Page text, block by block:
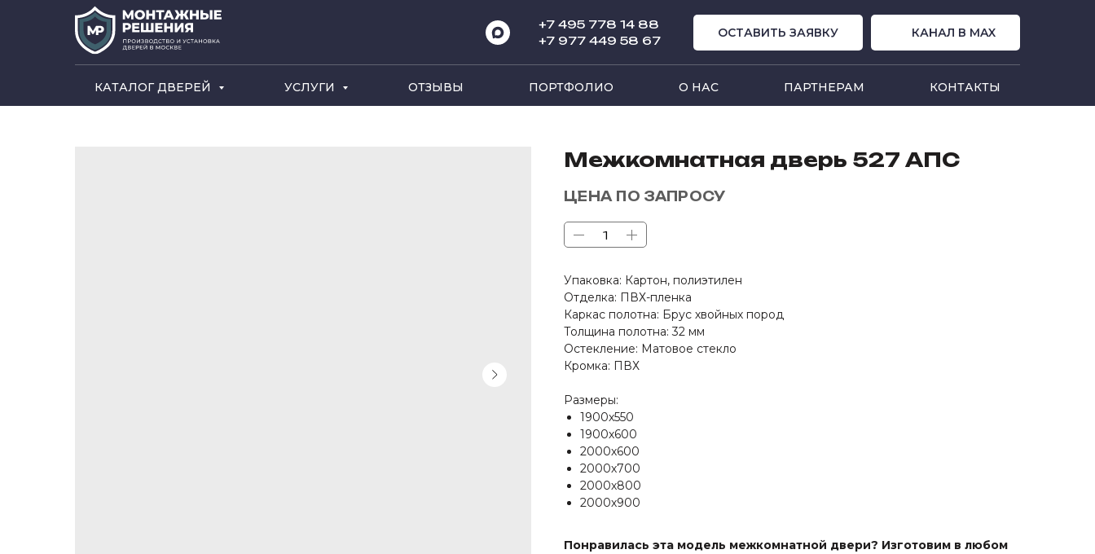
+7 495 778 14 88
+7 977 449 58 67
ОСТАВИТЬ ЗАЯВКУ КАНАЛ В MAX
КАТАЛОГ ДВЕРЕЙ УСЛУГИ ОТЗЫВЫ ПОРТФОЛИО О НАС ПАРТНЕРАМ КОНТАКТЫ
Межкомнатная дверь 527 АПС
ЦЕНА ПО ЗАПРОСУ
Упаковка: Картон, полиэтилен
Отделка: ПВХ-пленка
Каркас полотна: Брус хвойных пород
Толщина полотна: 32 мм
Остекление: Матовое стекло
Кромка: ПВХ
Размеры:
1900х550
1900х600
2000х600
2000х700
2000х800
2000х900
Понравилась эта модель межкомнатной двери? Изготовим в любом